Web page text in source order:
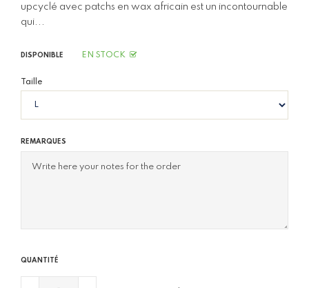
upcyclé avec patchs en wax africain est un incontournable
qui...
DISPONIBLE EN STOCK
Taille
REMARQUES
QUANTITÉ